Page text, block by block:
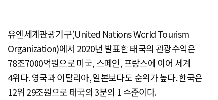
유엔세계관광기구(United Nations World Tourism
Organization)에서 2020년 발표한 태국의 관광수익은
78조7000억원으로 미국, 스페인, 프랑스에 이어 세계
4위다. 영국과 이탈리아, 일본보다도 순위가 높다. 한국은
12위 29조원으로 태국의 3분의 1 수준이다.